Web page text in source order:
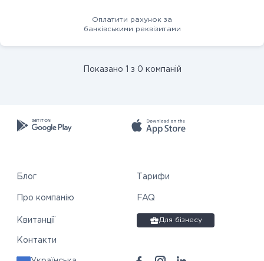
Оплатити рахунок за
банківськими реквізитами
Показано 1 з 0 компаній
Блог Тарифи
Про компанію
Квитанції
FAQ
Контакти
Для бізнесу